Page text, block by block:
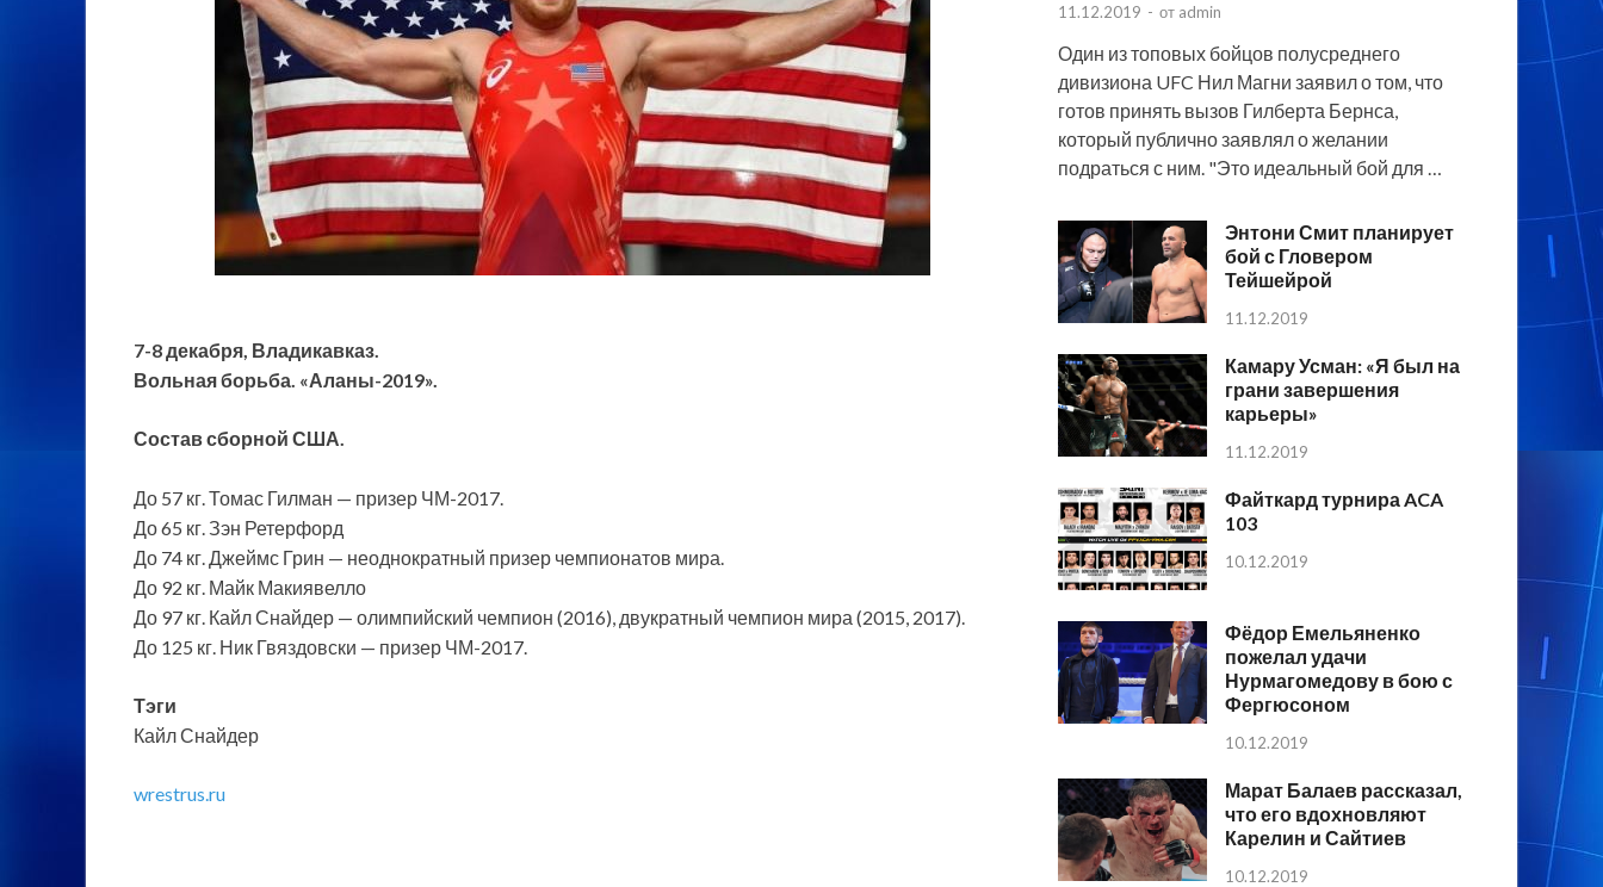
7-8 декабря, Владикавказ.
Вольная борьба. «Аланы-2019».
Состав сборной США.
До 57 кг. Томас Гилман — призер ЧМ-2017.
До 65 кг. Зэн Ретерфорд
До 74 кг. Джеймс Грин — неоднократный призер чемпионатов мира.
До 92 кг. Майк Макиявелло
До 97 кг. Кайл Снайдер — олимпийский чемпион (2016), двукратный чемпион мира (2015, 2017).
До 125 кг. Ник Гвяздовски — призер ЧМ-2017.
Тэги
Кайл Снайдер
wrestrus.ru
11.12.2019 - от admin
Один из топовых бойцов полусреднего
дивизиона UFC Нил Магни заявил о том, что
готов принять вызов Гилберта Бернса,
который публично заявлял о желании
подраться с ним. "Это идеальный бой для …
Энтони Смит планирует
бой с Гловером
Тейшейрой
11.12.2019
Камару Усман: «Я был на
грани завершения
карьеры»
11.12.2019
Файткард турнира ACA
103
10.12.2019
Фёдор Емельяненко
пожелал удачи
Нурмагомедову в бою с
Фергюсоном
10.12.2019
Марат Балаев рассказал,
что его вдохновляют
Карелин и Сайтиев
10.12.2019